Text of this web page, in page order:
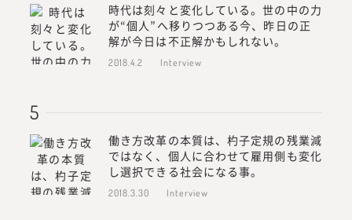
時代は刻々と変化している。世の中の力
が“個人”へ移りつつある今、昨日の正
解が今日は不正解かもしれない。
2018.4.2 Interview
働き方改革の本質は、杓子定規の残業減
ではなく、個人に合わせて雇用側も変化
し選択できる社会になる事。
2018.3.30 Interview